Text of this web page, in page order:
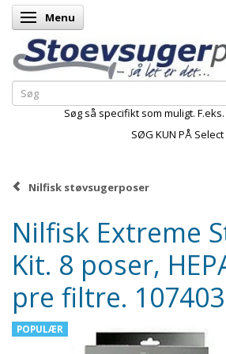
Skifte navigation
Menu
Søg så specifikt som muligt.
SØG KUN PÅ Select
Nilfisk støvsugerposer
Nilfisk Extreme
Kit. 8 poser,
pre filtre.
POPULÆR